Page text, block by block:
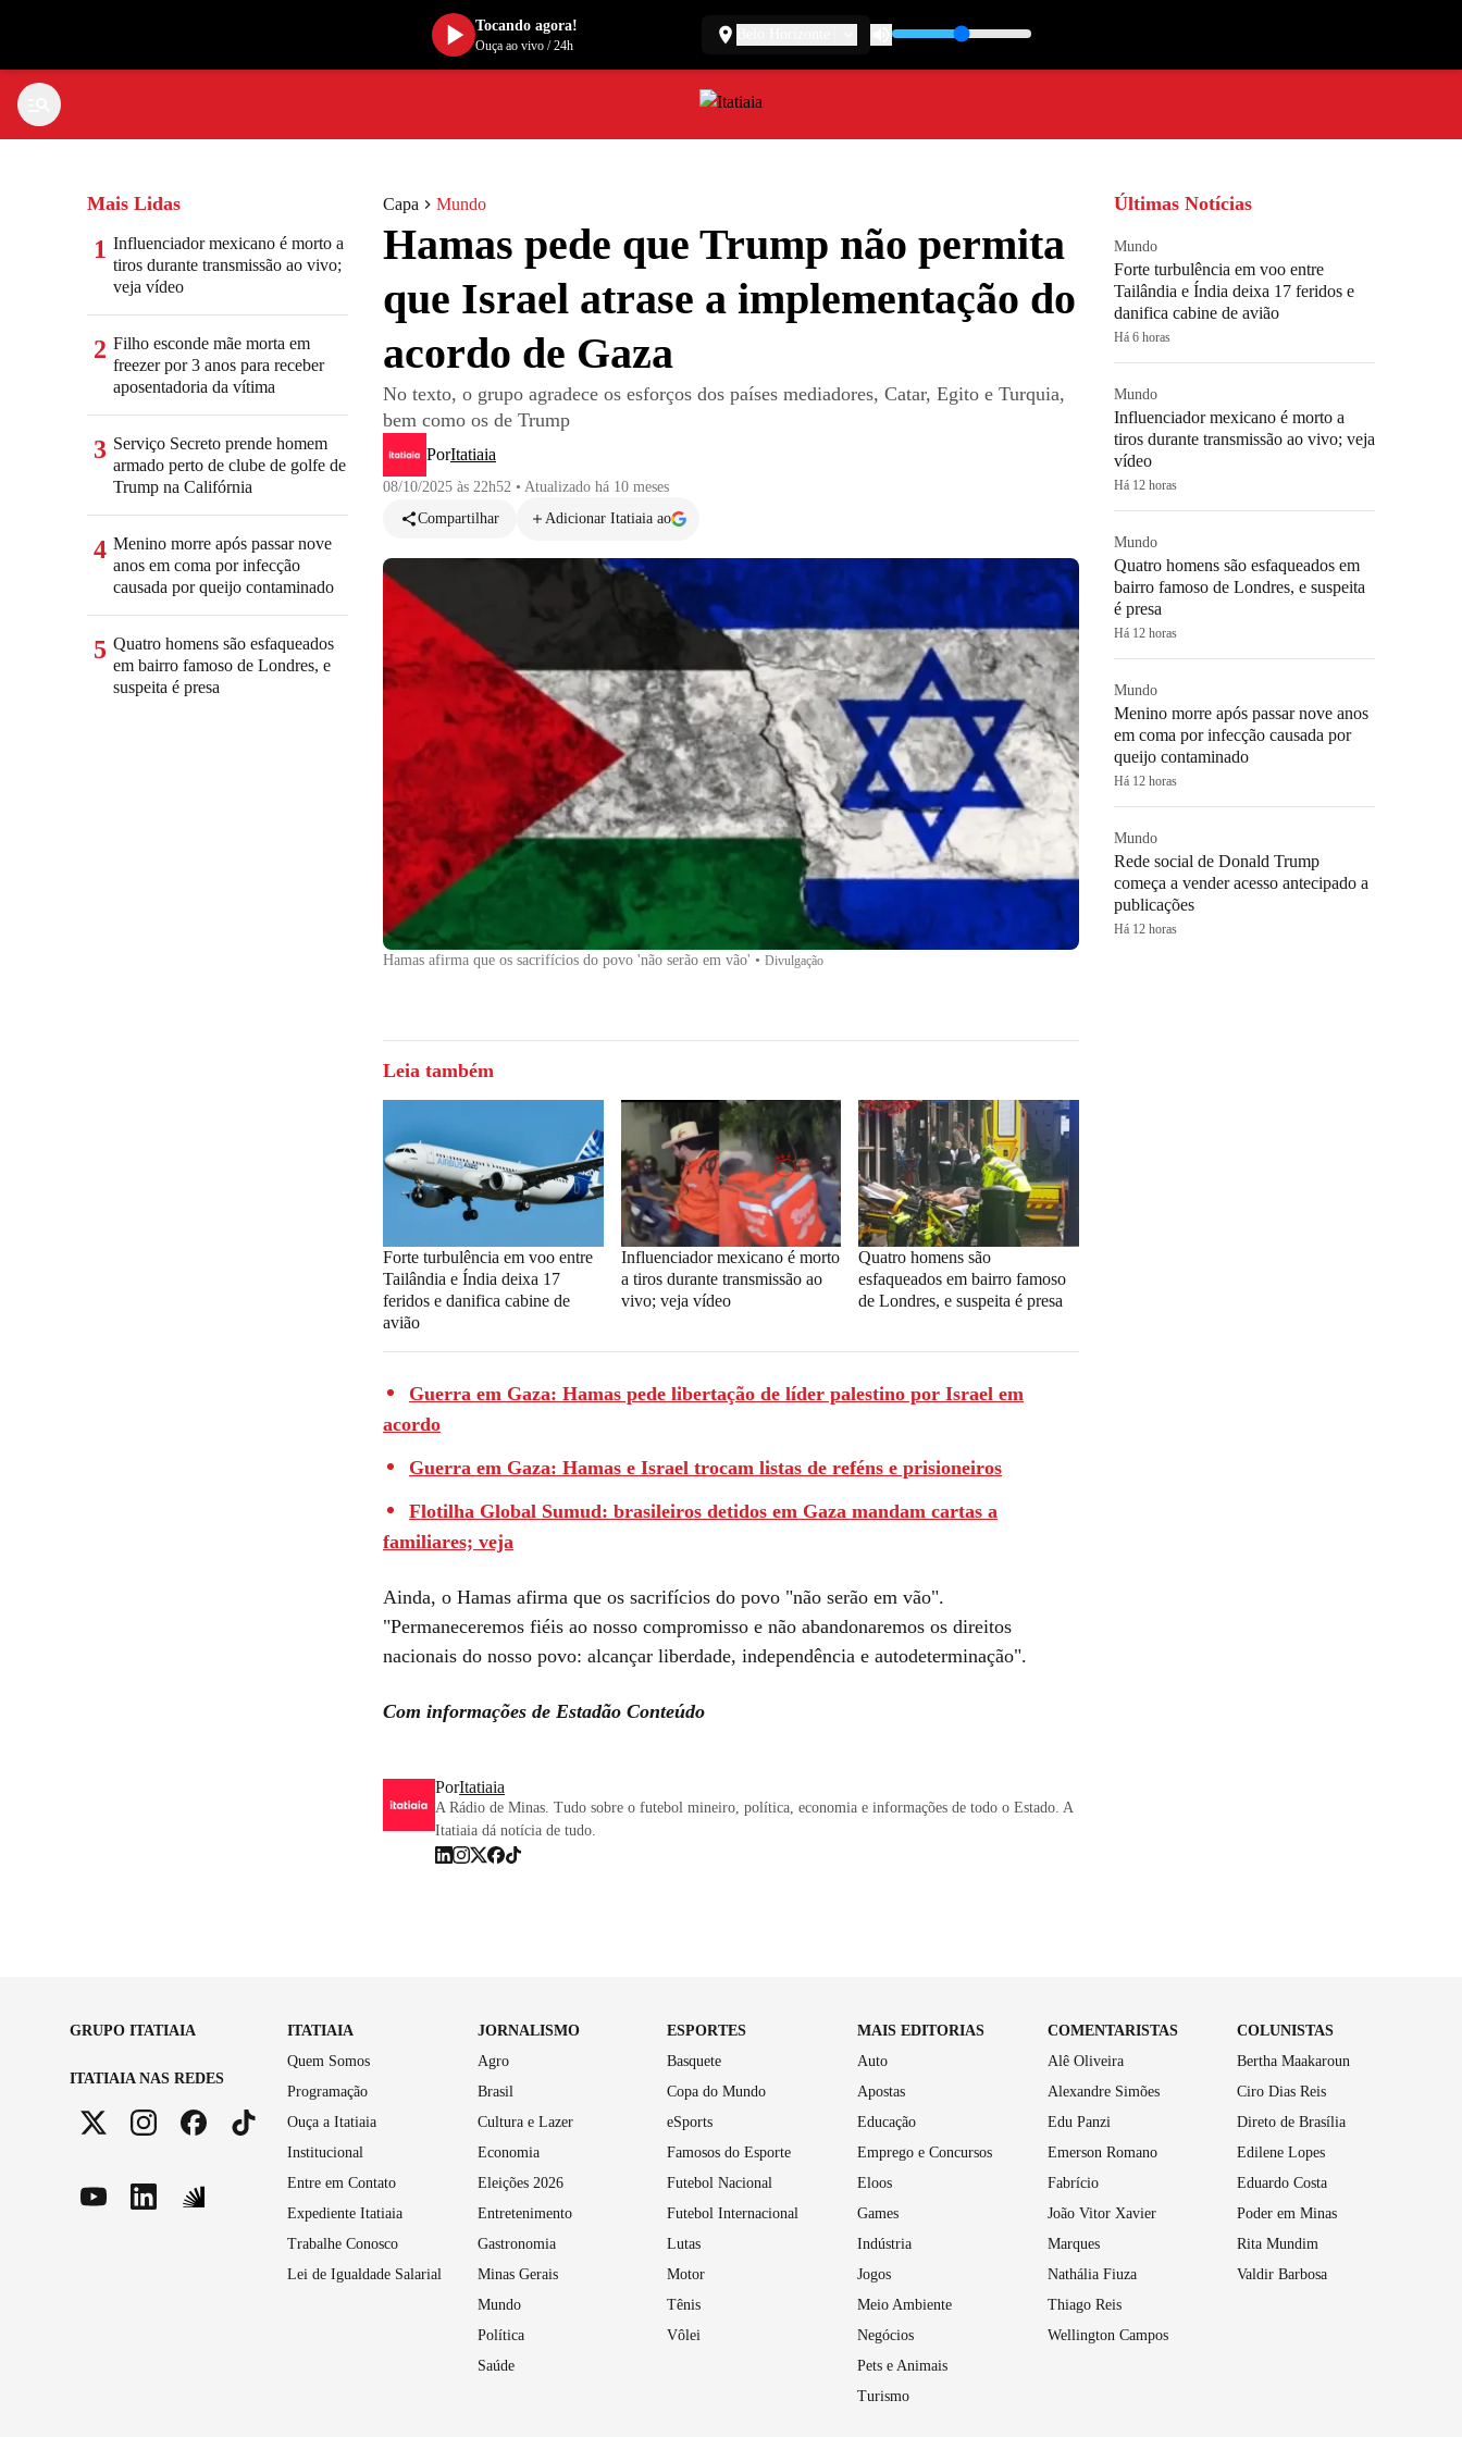
Capa Mundo
Hamas pede que Trump não permita
que Israel atrase a implementação do
acordo de Gaza
No texto, o grupo agradece os esforços dos países mediadores, Catar, Egito e Turquia,
bem como os de Trump
PorItatiaia
08/10/2025 às 22h52 • Atualizado há 10 meses
Compartilhar
Adicionar Itatiaia ao
Hamas afirma que os sacrifícios do povo 'não serão em vão' • Divulgação
Leia também
Forte turbulência em voo entre
Tailândia e Índia deixa 17
feridos e danifica cabine de
avião
Influenciador mexicano é morto
a tiros durante transmissão ao
vivo; veja vídeo
Quatro homens são
esfaqueados em bairro famoso
de Londres, e suspeita é presa
Guerra em Gaza: Hamas pede libertação de líder palestino por Israel em
acordo
Guerra em Gaza: Hamas e Israel trocam listas de reféns e prisioneiros
Flotilha Global Sumud: brasileiros detidos em Gaza mandam cartas a
familiares; veja
Ainda, o Hamas afirma que os sacrifícios do povo "não serão em vão".
"Permaneceremos fiéis ao nosso compromisso e não abandonaremos os direitos
nacionais do nosso povo: alcançar liberdade, independência e autodeterminação".
Com informações de Estadão Conteúdo
PorItatiaia
A Rádio de Minas. Tudo sobre o futebol mineiro, política, economia e informações de todo o Estado. A
Itatiaia dá notícia de tudo.
Mais Lidas
1 Influenciador mexicano é morto a
tiros durante transmissão ao vivo;
veja vídeo
2 Filho esconde mãe morta em
freezer por 3 anos para receber
aposentadoria da vítima
3 Serviço Secreto prende homem
armado perto de clube de golfe de
Trump na Califórnia
4 Menino morre após passar nove
anos em coma por infecção
causada por queijo contaminado
5 Quatro homens são esfaqueados
em bairro famoso de Londres, e
suspeita é presa
Últimas Notícias
Mundo
Forte turbulência em voo entre
Tailândia e Índia deixa 17 feridos e
danifica cabine de avião
Há 6 horas
Mundo
Influenciador mexicano é morto a
tiros durante transmissão ao vivo; veja
vídeo
Há 12 horas
Mundo
Quatro homens são esfaqueados em
bairro famoso de Londres, e suspeita
é presa
Há 12 horas
Mundo
Menino morre após passar nove anos
em coma por infecção causada por
queijo contaminado
Há 12 horas
Mundo
Rede social de Donald Trump
começa a vender acesso antecipado a
publicações
Há 12 horas
GRUPO ITATIAIA
ITATIAIA NAS REDES
ITATIAIA
Quem Somos
Programação
Ouça a Itatiaia
Institucional
Entre em Contato
Expediente Itatiaia
Trabalhe Conosco
Lei de Igualdade Salarial
JORNALISMO
Agro
Brasil
Cultura e Lazer
Economia
Eleições 2026
Entretenimento
Gastronomia
Minas Gerais
Mundo
Política
Saúde
ESPORTES
Basquete
Copa do Mundo
eSports
Famosos do Esporte
Futebol Nacional
Futebol Internacional
Lutas
Motor
Tênis
Vôlei
MAIS EDITORIAS
Auto
Apostas
Educação
Emprego e Concursos
Eloos
Games
Indústria
Jogos
Meio Ambiente
Negócios
Pets e Animais
Turismo
COMENTARISTAS
Alê Oliveira
Alexandre Simões
Edu Panzi
Emerson Romano
Fabrício
João Vitor Xavier
Marques
Nathália Fiuza
Thiago Reis
Wellington Campos
COLUNISTAS
Bertha Maakaroun
Ciro Dias Reis
Direto de Brasília
Edilene Lopes
Eduardo Costa
Poder em Minas
Rita Mundim
Valdir Barbosa
Tocando agora!
Ouça ao vivo/24h